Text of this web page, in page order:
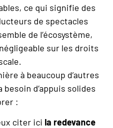
ce qui signifie des
de spectacles
de l’écosystème,
sur les droits
à beaucoup d’autres
d’appuis solides
:
citer ici la redevance